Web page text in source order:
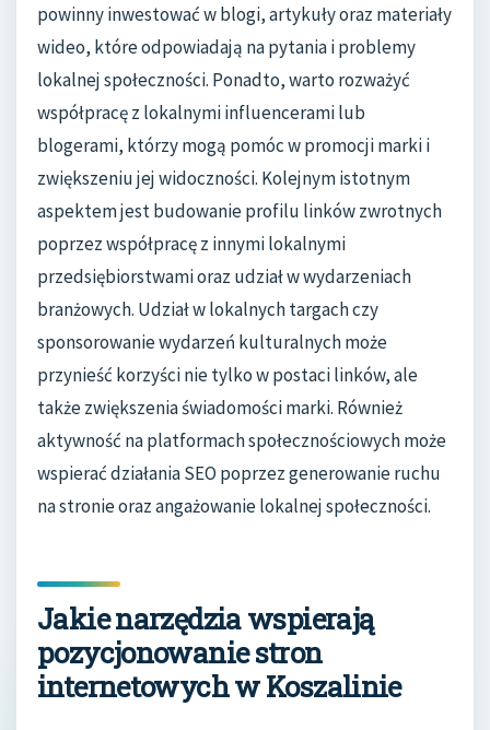
powinny inwestować w blogi, artykuły oraz materiały
wideo, które odpowiadają na pytania i problemy
lokalnej społeczności. Ponadto, warto rozważyć
współpracę z lokalnymi influencerami lub
blogerami, którzy mogą pomóc w promocji marki i
zwiększeniu jej widoczności. Kolejnym istotnym
aspektem jest budowanie profilu linków zwrotnych
poprzez współpracę z innymi lokalnymi
przedsiębiorstwami oraz udział w wydarzeniach
branżowych. Udział w lokalnych targach czy
sponsorowanie wydarzeń kulturalnych może
przynieść korzyści nie tylko w postaci linków, ale
także zwiększenia świadomości marki. Również
aktywność na platformach społecznościowych może
wspierać działania SEO poprzez generowanie ruchu
na stronie oraz angażowanie lokalnej społeczności.
Jakie narzędzia wspierają
pozycjonowanie stron
internetowych w Koszalinie